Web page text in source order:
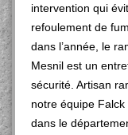
intervention qui
refoulement de
dans l’année, le
Mesnil est un
sécurité. Artisan
notre équipe
dans le